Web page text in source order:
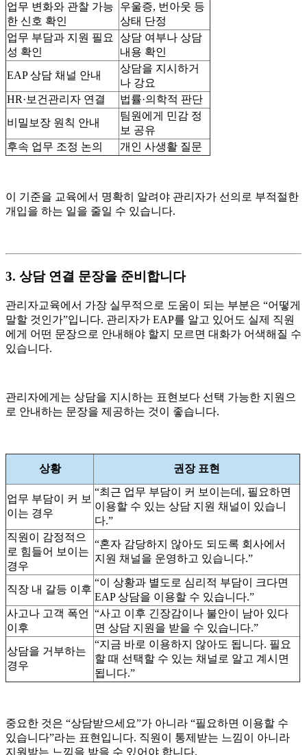
업무 변화와 관찰 가능
한 신호 확인
우울증, 번아웃 등
상태 단정
업무 부담과 지원 필요
성 확인
상담 여부나 상담
내용 확인
EAP 상담 채널 안내
상담을 지시하거
나 강요
HR·보건관리자 연결
법률·의학적 판단
비밀보장 원칙 안내
팀원에게 민감 정
보 공유
후속 업무 조정 논의
개인 사생활 질문
이 기준을 교육에서 명확히 알려야 관리자가 선의로 부적절한
개입을 하는 일을 줄일 수 있습니다.
3. 상담 연결 문장을 준비합니다
관리자교육에서 가장 실무적으로 도움이 되는 부분은 “어떻게
말할 것인가”입니다. 관리자가 EAP를 알고 있어도 실제 직원
에게 어떤 문장으로 안내해야 할지 모르면 대화가 어색해질 수
있습니다.
관리자에게는 상담을 지시하는 표현보다 선택 가능한 지원으
로 안내하는 문장을 제공하는 것이 좋습니다.
상황 권장 표현
업무 부담이 커 보
이는 경우
“최근 업무 부담이 커 보이는데, 필요하면
이용할 수 있는 상담 지원 채널이 있습니
다.”
직원이 감정적으
로 힘들어 보이는
경우
“혼자 감당하지 않아도 되도록 회사에서
지원 채널을 운영하고 있습니다.”
직장 내 갈등 이후
“이 상황과 별도로 심리적 부담이 크다면
EAP 상담을 이용할 수 있습니다.”
사고나 고객 폭언
이후
“사고 이후 긴장감이나 불안이 남아 있다
면 상담 지원을 받을 수 있습니다.”
상담을 거부하는
경우
“지금 바로 이용하지 않아도 됩니다. 필요
할 때 선택할 수 있는 채널로 알고 계시면
됩니다.”
중요한 것은 “상담받으세요”가 아니라 “필요하면 이용할 수
있습니다”라는 표현입니다. 직원이 통제받는 느낌이 아니라
지원받는 느낌을 받을 수 있어야 합니다.